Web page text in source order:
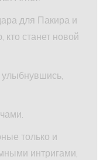
для Пакира и
кто станет новой
только и
интригами,